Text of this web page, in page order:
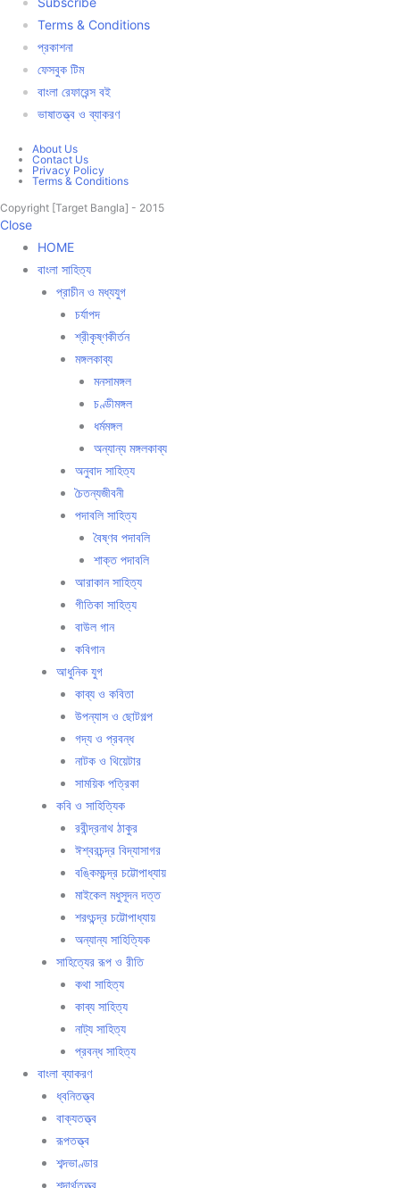
Terms & Conditions
প্রকাশনা
ফেসবুক টিম
বাংলা রেফারেন্স বই
ভাষাতত্ত্ব ও ব্যাকরণ
About Us
Contact Us
Privacy Policy
Terms & Conditions
Copyright [Target Bangla] - 2015
Close
HOME
বাংলা সাহিত্য
প্রাচীন ও মধ্যযুগ
চর্যাপদ
শ্রীকৃষ্ণকীর্তন
মঙ্গলকাব্য
মনসামঙ্গল
চণ্ডীমঙ্গল
ধর্মমঙ্গল
অন্যান্য মঙ্গলকাব্য
অনুবাদ সাহিত্য
চৈতন্যজীবনী
পদাবলি সাহিত্য
বৈষ্ণব পদাবলি
শাক্ত পদাবলি
আরাকান সাহিত্য
গীতিকা সাহিত্য
বাউল গান
কবিগান
আধুনিক যুগ
কাব্য ও কবিতা
উপন্যাস ও ছোটগল্প
গদ্য ও প্রবন্ধ
নাটক ও থিয়েটার
সাময়িক পত্রিকা
কবি ও সাহিত্যিক
রবীন্দ্রনাথ ঠাকুর
ঈশ্বরচন্দ্র বিদ্যাসাগর
বঙ্কিমচন্দ্র চট্টোপাধ্যায়
মাইকেল মধুসূদন দত্ত
শরৎচন্দ্র চট্টোপাধ্যায়
অন্যান্য সাহিত্যিক
সাহিত্যের রূপ ও রীতি
কথা সাহিত্য
কাব্য সাহিত্য
নাট্য সাহিত্য
প্রবন্ধ সাহিত্য
বাংলা ব্যাকরণ
ধ্বনিতত্ত্ব
বাক্যতত্ত্ব
রূপতত্ত্ব
শব্দভাণ্ডার